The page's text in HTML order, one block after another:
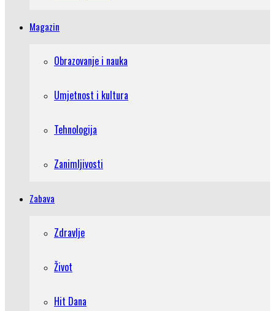
Magazin
Obrazovanje i nauka
Umjetnost i kultura
Tehnologija
Zanimljivosti
Zabava
Zdravlje
Život
Hit Dana